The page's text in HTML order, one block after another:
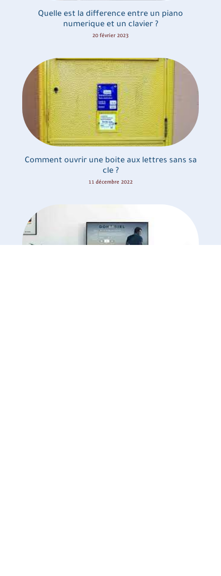
Quelle est la difference entre un piano
numerique et un clavier ?
20 février 2023
Comment ouvrir une boite aux lettres sans sa
cle ?
11 décembre 2022